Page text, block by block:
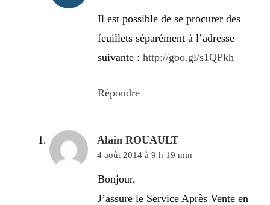
Il est possible de se procurer des
feuillets séparément à l’adresse
suivante : http://goo.gl/s1QPkh
Répondre
Alain ROUAULT
4 août 2014 à 9 h 19 min
Bonjour,
J’assure le Service Après Vente en